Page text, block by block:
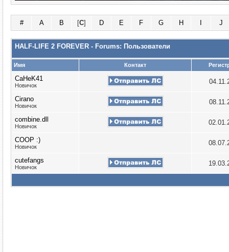
# A B [C] D E F G H J
HALF-LIFE 2 FOREVER - Forums: Пользователи
Имя Контакт
CaHeK41
Новичок
Cirano
Новичок
combine.dll
Новичок
COOP :)
Новичок
cutefangs
Новичок